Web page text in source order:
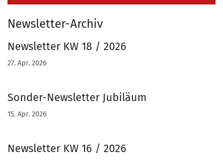
Newsletter-Archiv
Newsletter KW 18 / 2026
27. Apr. 2026
Sonder-Newsletter Jubiläum
15. Apr. 2026
Newsletter KW 16 / 2026